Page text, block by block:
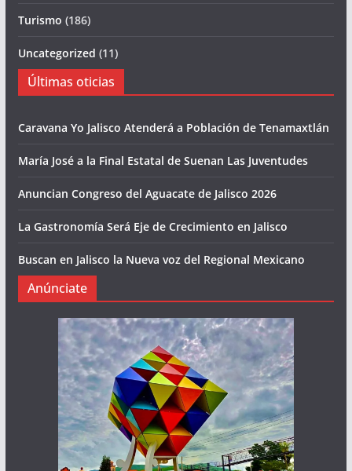
Turismo (186)
Uncategorized (11)
Últimas oticias
Caravana Yo Jalisco Atenderá a Población de Tenamaxtlán
María José a la Final Estatal de Suenan Las Juventudes
Anuncian Congreso del Aguacate de Jalisco 2026
La Gastronomía Será Eje de Crecimiento en Jalisco
Buscan en Jalisco la Nueva voz del Regional Mexicano
Anúnciate